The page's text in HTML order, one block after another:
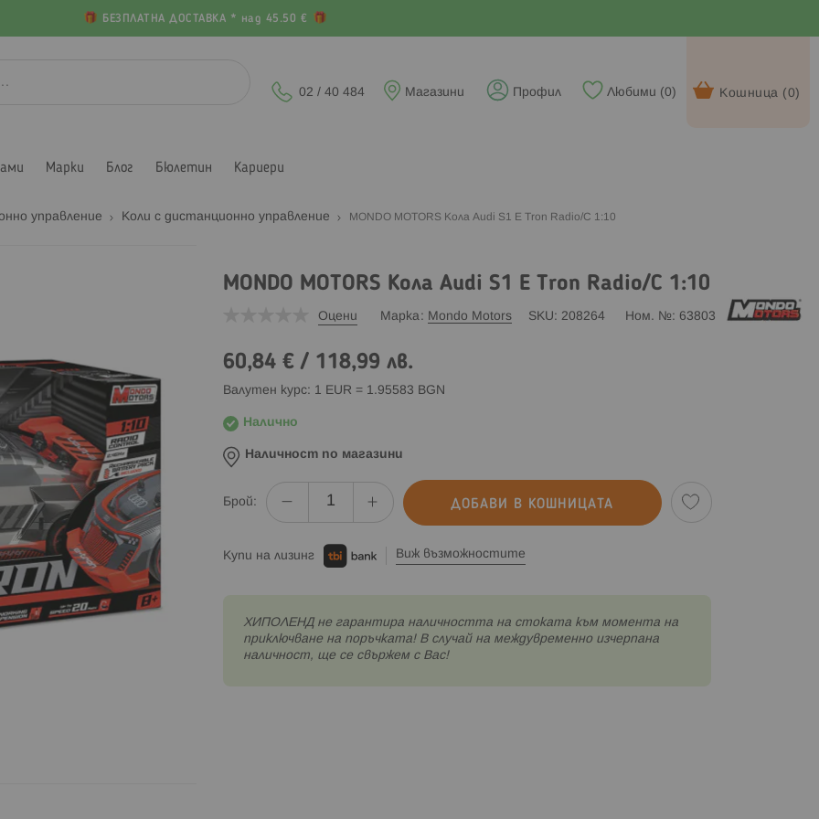
БЕЗПЛАТНА ДОСТАВКА * над 45.50 €
Кошница (0)
Любими (0)
Профил
Магазини
02 / 40 484
Марки Блог Бюлетин Кариери
управление Коли с дистанционно управление MONDO MOTORS Кола Audi S1 E Tron Radio/C 1:10
MONDO MOTORS Кола Audi S1 E Tron Radio/C 1:10
Оцени Марка Mondo Motors SKU 208264 Ном. № 63803
60,84 €/ 118,99 лв.
Валутен курс: 1 EUR = 1.95583 BGN
Налично
Наличност по магазини
Брой: ДОБАВИ В КОШНИЦАТА
Купи на лизинг Виж възможностите
XИПОЛЕНД не гарантира наличността на стоката към момента на
приключване на поръчката! В случай на междувременно изчерпана
наличност, ще се свържем с Вас!